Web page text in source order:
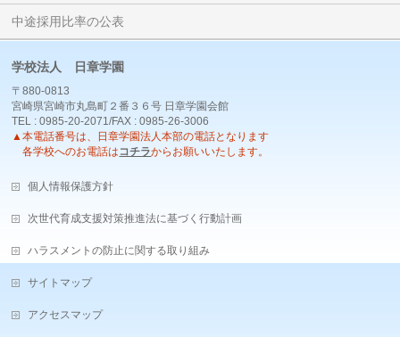
中途採用比率の公表
学校法人 日章学園
〒880-0813
宮崎県宮崎市丸島町２番３６号 日章学園会館
TEL : 0985-20-2071/FAX : 0985-26-3006
▲本電話番号は、日章学園法人本部の電話となります
各学校へのお電話は コチラからお願いいたします。
個人情報保護方針
次世代育成支援対策推進法に基づく行動計画
ハラスメントの防止に関する取り組み
サイトマップ
アクセスマップ